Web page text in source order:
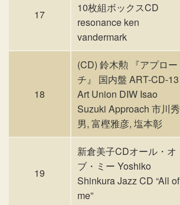
17
10枚組ボックスCD
resonance ken
vandermark
18
(CD) 鈴木勲 『アプロー
チ』 国内盤 ART-CD-13
Art Union DIW Isao
Suzuki Approach 市川秀
男, 富樫雅彦, 塩本彰
19
新倉美子CDオール・オ
ブ・ミー Yoshiko
Shinkura Jazz CD “All of
me”